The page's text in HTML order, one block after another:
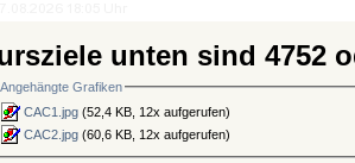
unten sind 4752
Angehängte Grafiken
CAC1.jpg (52,4 KB, 12x aufgerufen)
CAC2.jpg (60,6 KB, 12x aufgerufen)